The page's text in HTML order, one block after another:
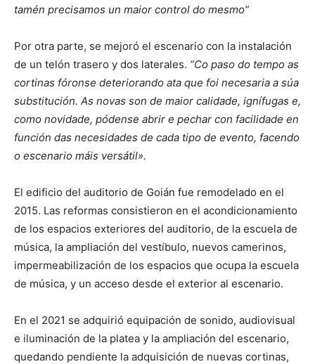
tamén precisamos un maior control do mesmo”
Por otra parte, se mejoró el escenario con la instalación
de un telón trasero y dos laterales. “Co paso do tempo as
cortinas fóronse deteriorando ata que foi necesaria a súa
substitución. As novas son de maior calidade, ignífugas e,
como novidade, pódense abrir e pechar con facilidade en
función das necesidades de cada tipo de evento, facendo
o escenario máis versátil».
El edificio del auditorio de Goián fue remodelado en el
2015. Las reformas consistieron en el acondicionamiento
de los espacios exteriores del auditorio, de la escuela de
música, la ampliación del vestíbulo, nuevos camerinos,
impermeabilización de los espacios que ocupa la escuela
de música, y un acceso desde el exterior al escenario.
En el 2021 se adquirió equipación de sonido, audiovisual
e iluminación de la platea y la ampliación del escenario,
quedando pendiente la adquisición de nuevas cortinas,